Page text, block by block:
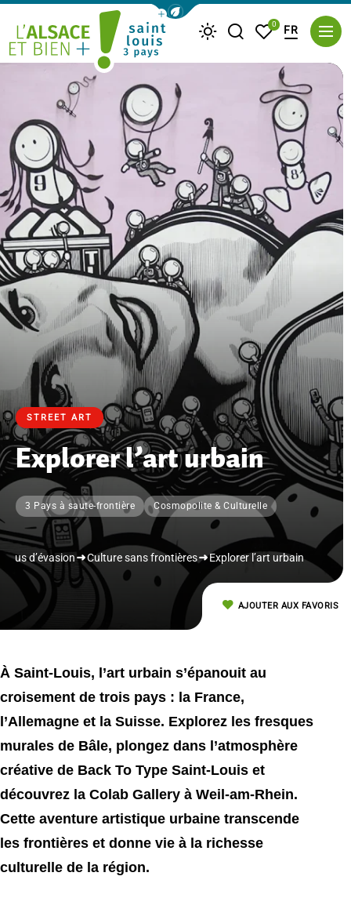
Afficher la barre de navigation du
Saint Louis Trois Pays
MétéoJe recherche
Mes favoris
0 FR
STREET ART
Explorer l’art urbain
3 Pays à saute-frontière Cosmopolite & Culturelle
Plus d’évasion Culture sans frontières Explorer l’art urbain
AJOUTER AUX FAVORIS
À Saint-Louis, l’art urbain s’épanouit au
croisement de trois pays : la France,
l’Allemagne et la Suisse. Explorez les fresques
murales de Bâle, plongez dans l’atmosphère
créative de Back To Type Saint-Louis et
découvrez la Colab Gallery à Weil-am-Rhein.
Cette aventure artistique urbaine transcende
les frontières et donne vie à la richesse
culturelle de la région.